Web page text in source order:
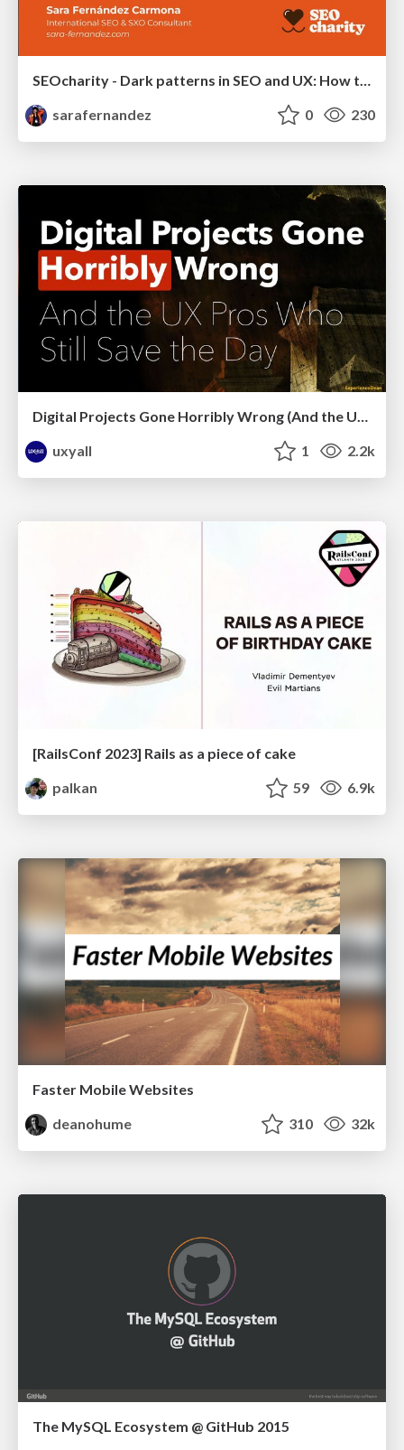
SEOcharity - Dark patterns in SEO and UX: How to avoid them and build a more ethical web
sarafernandez
0 230
Digital Projects Gone Horribly Wrong (And the UX Pros Who Still Save the Day) - Dean Schuster
uxyall
1 2.2k
[RailsConf 2023] Rails as a piece of cake
palkan
59 6.9k
Faster Mobile Websites
deanohume
310 32k
The MySQL Ecosystem @ GitHub 2015